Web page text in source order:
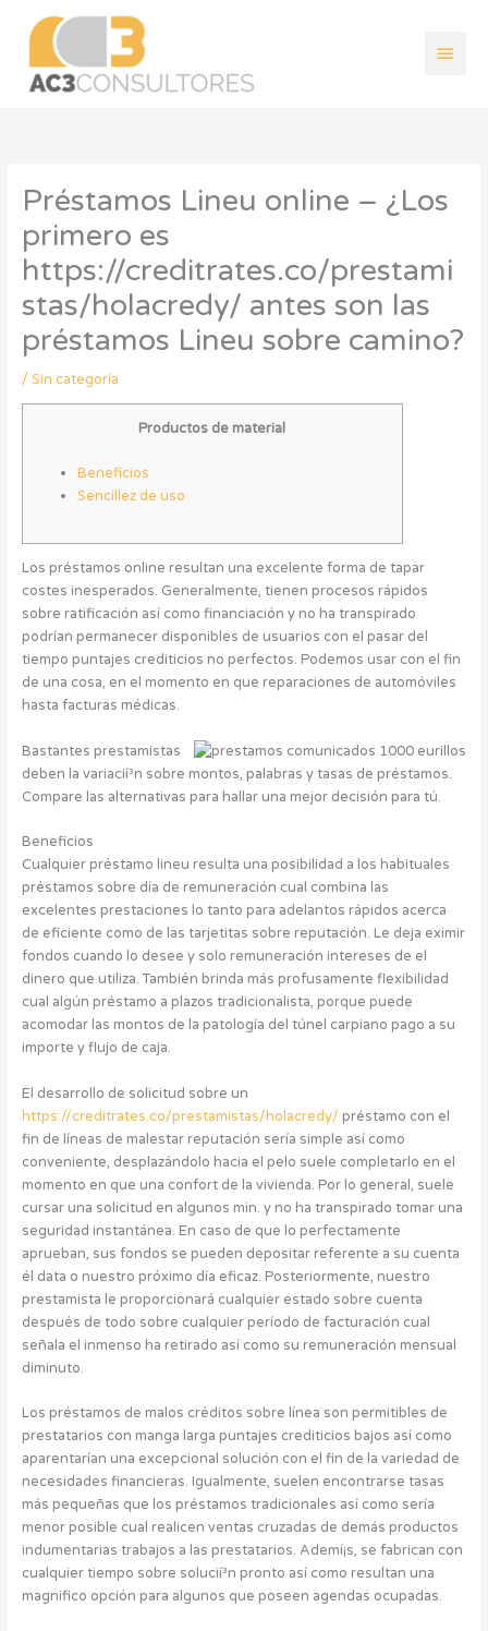
contenido
Préstamos Lineu online – ¿Los
primero es
https://creditrates.co/prestami
stas/holacredy/ antes son las
préstamos Lineu sobre camino?
/ Sin categoría
Productos de material
Beneficios
Sencillez de uso
Los préstamos online resultan una excelente forma de tapar
costes inesperados. Generalmente, tienen procesos rápidos
sobre ratificación así­ como financiación y no ha transpirado
podrían permanecer disponibles de usuarios con el pasar del
tiempo puntajes crediticios no perfectos. Podemos usar con el fin
de una cosa, en el momento en que reparaciones de automóviles
hasta facturas médicas.
Bastantes prestamistas
deben la variacií³n sobre montos, palabras y tasas de préstamos.
Compare las alternativas para hallar una mejor decisión para tú.
Beneficios
Cualquier préstamo lineu resulta una posibilidad a los habituales
préstamos sobre día de remuneración cual combina las
excelentes prestaciones lo tanto para adelantos rápidos acerca
de eficiente como de las tarjetitas sobre reputación. Le deja eximir
fondos cuando lo desee y solo remuneración intereses de el
dinero que utiliza. También brinda más profusamente flexibilidad
cual algún préstamo a plazos tradicionalista, porque puede
acomodar las montos de la patologí­a del túnel carpiano pago a su
importe y flujo de caja.
El desarrollo de solicitud sobre un
https://creditrates.co/prestamistas/holacredy/ préstamo con el
fin de líneas de malestar reputación serí­a simple así­ como
conveniente, desplazándolo hacia el pelo suele completarlo en el
momento en que una confort de la vivienda. Por lo general, suele
cursar una solicitud en algunos min. y no ha transpirado tomar una
seguridad instantánea. En caso de que lo perfectamente
aprueban, sus fondos se pueden depositar referente a su cuenta
él data o nuestro próximo día eficaz. Posteriormente, nuestro
prestamista le proporcionará cualquier estado sobre cuenta
después de todo sobre cualquier período de facturación cual
señala el inmenso ha retirado así­ como su remuneración mensual
diminuto.
Los préstamos de malos créditos sobre línea son permitibles de
prestatarios con manga larga puntajes crediticios bajos así­ como
aparentarían una excepcional solución con el fin de la variedad de
necesidades financieras. Igualmente, suelen encontrarse tasas
más pequeñas que los préstamos tradicionales así­ como serí­a
menor posible cual realicen ventas cruzadas de demás productos
indumentarias trabajos a las prestatarios. Ademí¡s, se fabrican con
cualquier tiempo sobre solucií³n pronto así­ como resultan una
magnifico opción para algunos que poseen agendas ocupadas.